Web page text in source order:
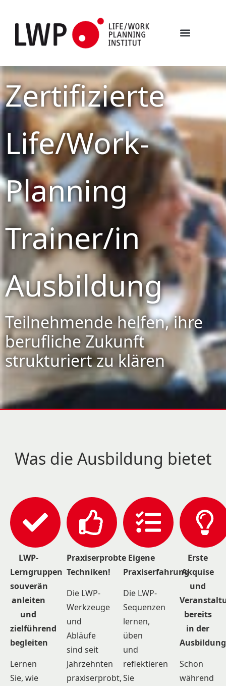
Zertifizierte
Life/Work-
Planning
Trainer/in
Ausbildung
Teilnehmende helfen, ihre
berufliche Zukunft
strukturiert zu klären
Was die Ausbildung bietet
LWP-
Lerngruppen
souverän
anleiten
und
zielführend
begleiten
Lernen
Sie, wie
Praxiserprobte
Techniken!
Die LWP-
Werkzeuge
und
Abläufe
sind seit
Jahrzehnten
praxiserprobt,
Eigene
Praxiserfahrung
Die LWP-
Sequenzen
lernen,
üben
und
reflektieren
Sie
Erste
Akquise
und
bereits
in der
Ausbildung
Schon
während